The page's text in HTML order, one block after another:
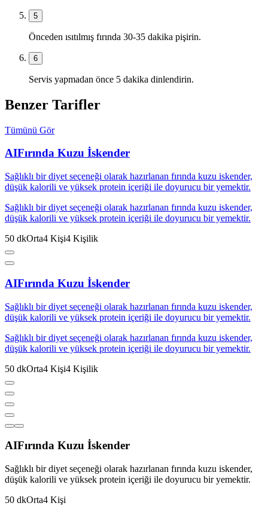
5
Önceden ısıtılmış fırında 30-35 dakika pişirin.
6
Servis yapmadan önce 5 dakika dinlendirin.
Benzer Tarifler
Tümünü Gör
AIFırında Kuzu İskender
Sağlıklı bir diyet seçeneği olarak hazırlanan fırında kuzu iskender,
düşük kalorili ve yüksek protein içeriği ile doyurucu bir yemektir.
Sağlıklı bir diyet seçeneği olarak hazırlanan fırında kuzu iskender,
düşük kalorili ve yüksek protein içeriği ile doyurucu bir yemektir.
50 dkOrta4 Kişi4 Kişilik
AIFırında Kuzu İskender
Sağlıklı bir diyet seçeneği olarak hazırlanan fırında kuzu iskender,
düşük kalorili ve yüksek protein içeriği ile doyurucu bir yemektir.
Sağlıklı bir diyet seçeneği olarak hazırlanan fırında kuzu iskender,
düşük kalorili ve yüksek protein içeriği ile doyurucu bir yemektir.
50 dkOrta4 Kişi4 Kişilik
AIFırında Kuzu İskender
Sağlıklı bir diyet seçeneği olarak hazırlanan fırında kuzu iskender,
düşük kalorili ve yüksek protein içeriği ile doyurucu bir yemektir.
50 dkOrta4 Kişi